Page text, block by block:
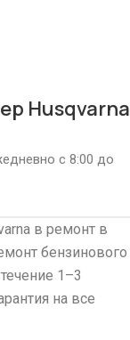
Husqvarna
с 8:00 до
в ремонт в
бензинового
1–3
на все